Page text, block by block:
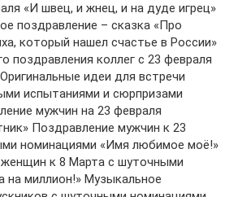
«И швец, и жнец, и на дуде игрец»
поздравление – сказка «Про
который нашел счастье в России»
поздравления коллег с 23 февраля
идеи для встречи
испытаниями и сюрпризами
мужчин на 23 февраля
Поздравление мужчин к 23
номинациями «Имя любимое моё!»
к 8 Марта с шуточными
на миллион!» Музыкальное